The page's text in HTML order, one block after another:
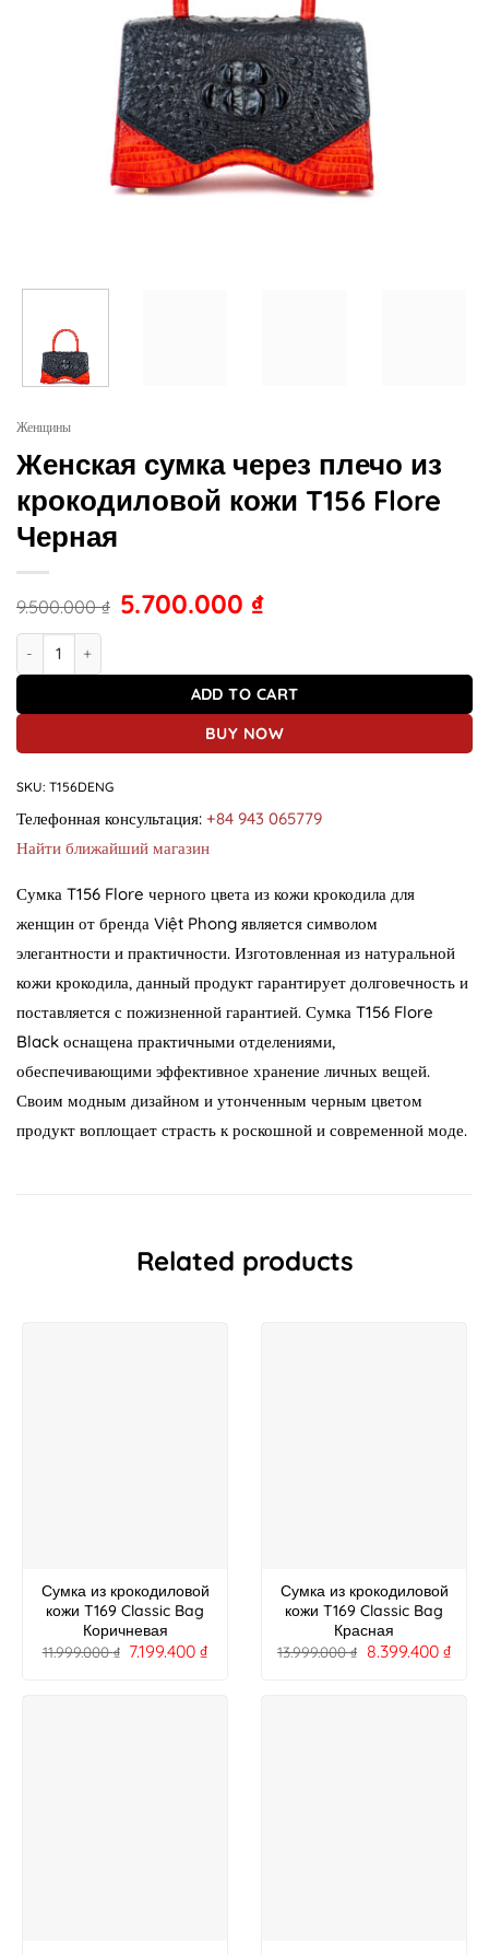
Женщины
Женская сумка через плечо из
крокодиловой кожи T156 Flore
Черная
9.500.000₫ 5.700.000 ₫
Женская сумка через плечо из крокодиловой кожи T156 Flore
ADD TO CART
BUY NOW
SKU: T156DENG
Телефонная консультация: +84 943 065779
Найти ближайший магазин
Сумка T156 Flore черного цвета из кожи крокодила для
женщин от бренда Việt Phong является символом
элегантности и практичности. Изготовленная из натуральной
кожи крокодила, данный продукт гарантирует долговечность и
поставляется с пожизненной гарантией. Сумка T156 Flore
Black оснащена практичными отделениями,
обеспечивающими эффективное хранение личных вещей.
Своим модным дизайном и утонченным черным цветом
продукт воплощает страсть к роскошной и современной моде.
Related products
Сумка из крокодиловой
кожи T169 Classic Bag
Коричневая
11.999.000₫ 7.199.400₫
Сумка из крокодиловой
кожи T169 Classic Bag
Красная
13.999.000₫ 8.399.400 ₫